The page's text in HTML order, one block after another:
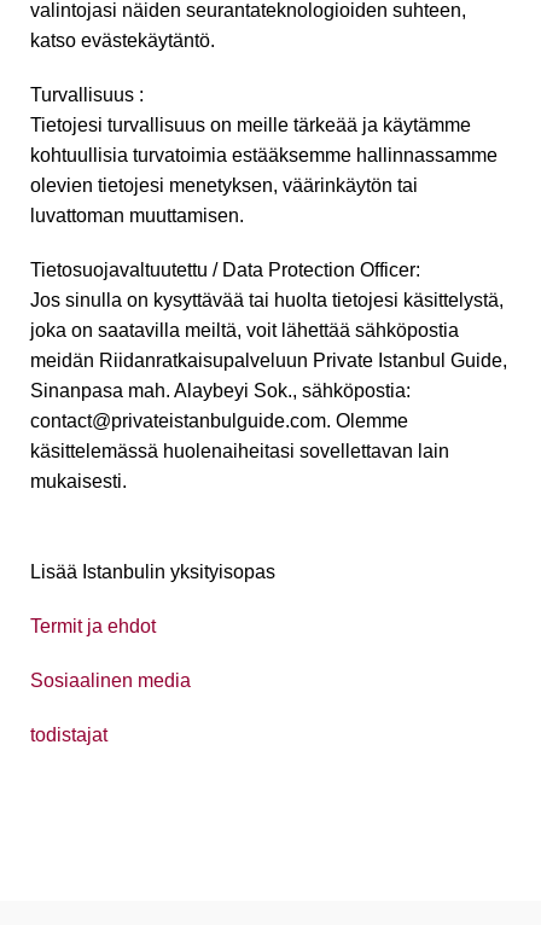
valintojasi näiden seurantateknologioiden suhteen,
katso evästekäytäntö.
Turvallisuus :
Tietojesi turvallisuus on meille tärkeää ja käytämme
kohtuullisia turvatoimia estääksemme hallinnassamme
olevien tietojesi menetyksen, väärinkäytön tai
luvattoman muuttamisen.
Tietosuojavaltuutettu / Data Protection Officer:
Jos sinulla on kysyttävää tai huolta tietojesi käsittelystä,
joka on saatavilla meiltä, voit lähettää sähköpostia
meidän Riidanratkaisupalveluun Private Istanbul Guide,
Sinanpasa mah. Alaybeyi Sok., sähköpostia:
contact@privateistanbulguide.com. Olemme
käsittelemässä huolenaiheitasi sovellettavan lain
mukaisesti.
Lisää Istanbulin yksityisopas
Termit ja ehdot
Sosiaalinen media
todistajat